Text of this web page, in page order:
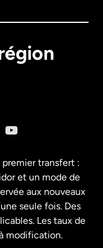
transfert :
et un mode de
aux nouveaux
seule fois. Des
Les taux de
modification.